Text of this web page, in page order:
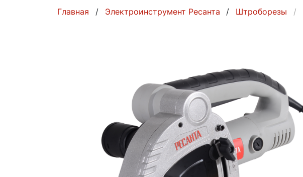
Главная Электроинструмент Ресанта Штроборезы